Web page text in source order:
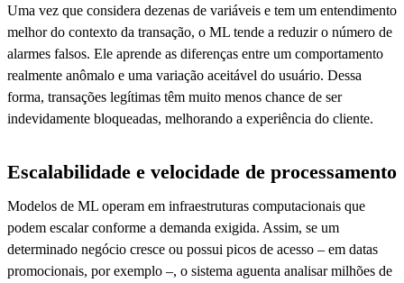
Uma vez que considera dezenas de variáveis e tem um entendimento
melhor do contexto da transação, o ML tende a reduzir o número de
alarmes falsos. Ele aprende as diferenças entre um comportamento
realmente anômalo e uma variação aceitável do usuário. Dessa
forma, transações legítimas têm muito menos chance de ser
indevidamente bloqueadas, melhorando a experiência do cliente.
Escalabilidade e velocidade de processamento
Modelos de ML operam em infraestruturas computacionais que
podem escalar conforme a demanda exigida. Assim, se um
determinado negócio cresce ou possui picos de acesso – em datas
promocionais, por exemplo –, o sistema aguenta analisar milhões de